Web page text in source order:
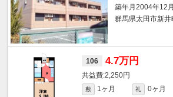
築年月2004年12
群馬県太田市新井
106 4.7万円
2,250円
敷 1ヶ月 礼
0ヶ月